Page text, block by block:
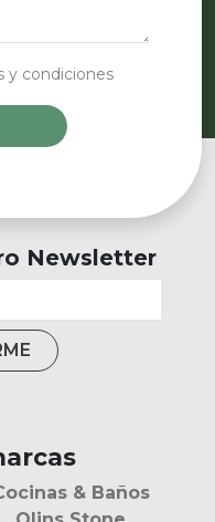
y condiciones
Newsletter
& Baños